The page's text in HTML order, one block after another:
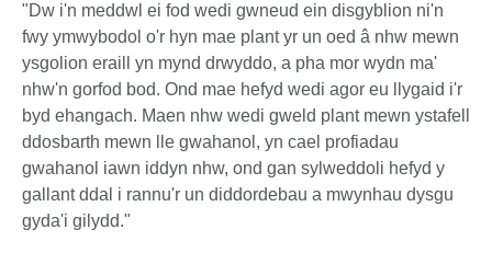
"Dw i'n meddwl ei fod wedi gwneud ein disgyblion ni'n
fwy ymwybodol o'r hyn mae plant yr un oed â nhw mewn
ysgolion eraill yn mynd drwyddo, a pha mor wydn ma'
nhw'n gorfod bod. Ond mae hefyd wedi agor eu llygaid i'r
byd ehangach. Maen nhw wedi gweld plant mewn ystafell
ddosbarth mewn lle gwahanol, yn cael profiadau
gwahanol iawn iddyn nhw, ond gan sylweddoli hefyd y
gallant ddal i rannu'r un diddordebau a mwynhau dysgu
gyda'i gilydd."